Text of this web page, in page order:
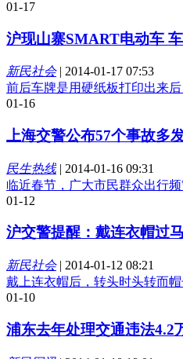
01-17
沪现山寨SMART电动车
新民社会| 2014-01-17 07:53
前后车牌是用硬纸板打印出来后
01-16
上海交警公布57个事故多
民生热线| 2014-01-16 09:31
临近春节，广大市民群众出行频
01-12
沪交警提醒：戴连衣帽过
新民社会| 2014-01-12 08:21
戴上连衣帽后，转头时头转而
01-10
浦东去年处理交通违法4.2